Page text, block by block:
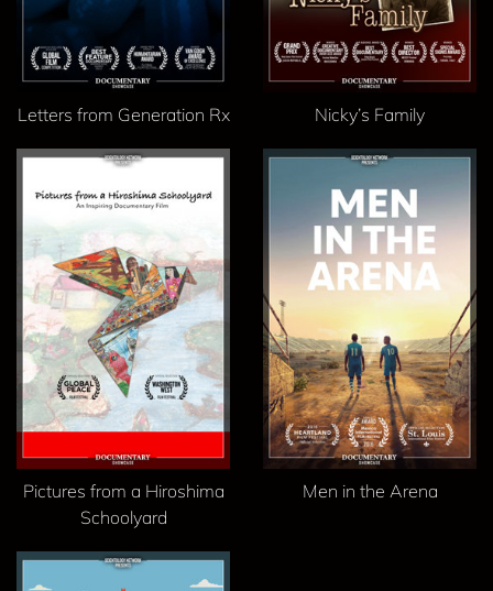
Letters from Generation Rx Nicky’s Family
Pictures from a Hiroshima
Schoolyard
Men in the Arena